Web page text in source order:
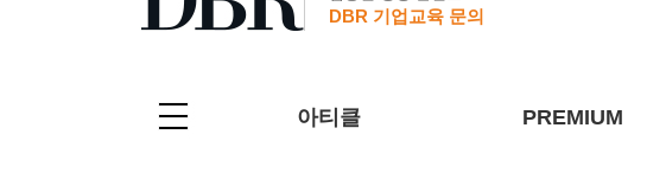
DBR 기업교육 문의
아티클 PREMIUM